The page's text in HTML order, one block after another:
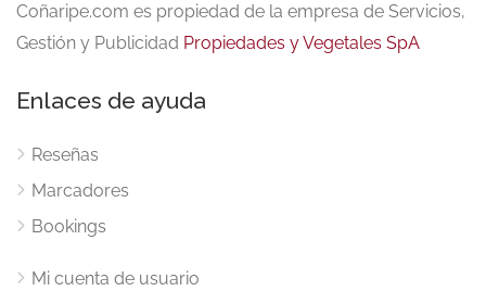
Coñaripe.com es propiedad de la empresa de Servicios,
Gestión y Publicidad Propiedades y Vegetales SpA
Enlaces de ayuda
Reseñas
Marcadores
Bookings
Mi cuenta de usuario